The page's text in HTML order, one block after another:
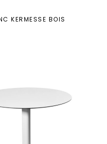
KERMESSE BOIS